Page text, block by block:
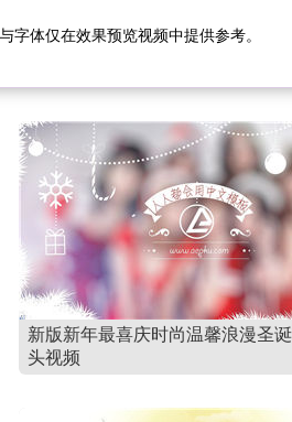
字体仅在效果预览视频中提供参考。
新版新年最喜庆时尚温馨浪漫圣
头视频